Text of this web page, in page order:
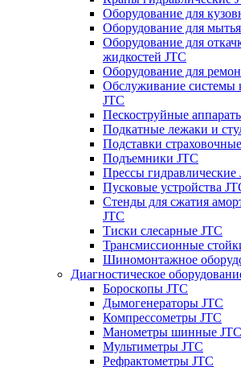
Оборудование для
Оборудование для
Оборудование для
жидкостей JTC
Оборудование для
Обслуживание системы
JTC
Пескоструйные
Подкатные лежаки и
Подставки
Подъемники JTC
Прессы гидравлические
Пусковые устройства
Стенды для сжатия
JTC
Тиски слесарные JTC
Трансмиссионные
Шиномонтажное
Диагностическое
Бороскопы JTC
Дымогенераторы JTC
Компрессометры JTC
Манометры шинные JTC
Мультиметры JTC
Рефрактометры JTC